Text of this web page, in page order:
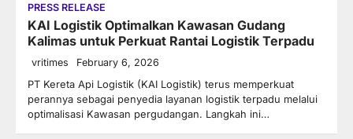
PRESS RELEASE
KAI Logistik Optimalkan Kawasan Gudang
Kalimas untuk Perkuat Rantai Logistik Terpadu
vritimes February 6, 2026
PT Kereta Api Logistik (KAI Logistik) terus memperkuat
perannya sebagai penyedia layanan logistik terpadu melalui
optimalisasi Kawasan pergudangan. Langkah ini…